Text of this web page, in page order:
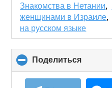
Знакомства в Нетании,
женщинами в Израиле
на русском языке
Поделиться
to